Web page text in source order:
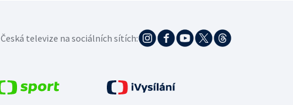
Česká televize na sociálních sítích: